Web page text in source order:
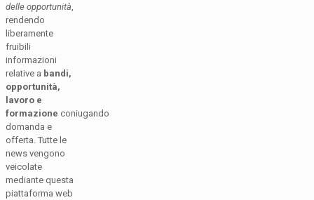
delle opportunità
rendendo
liberamente
fruibili
informazioni
relative a bandi,
opportunità,
lavoro e
formazione coniugando
domanda e
offerta. Tutte le
news vengono
veicolate
mediante questa
piattaforma web